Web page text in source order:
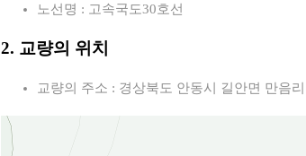
노선명 : 고속국도30호선
2. 교량의 위치
교량의 주소 : 경상북도 안동시 길안면 만음리